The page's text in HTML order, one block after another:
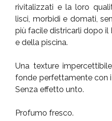
rivitalizzati e la loro
lisci, morbidi e domati,
più facile districarli dopo
e della piscina.
Una texture
fonde perfettamente con
Senza effetto unto.
Profumo fresco.